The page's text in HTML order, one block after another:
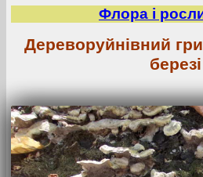
Флора і
Дереворуйнівний
березі